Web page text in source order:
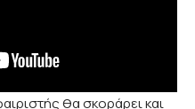
θα σκοράρει και